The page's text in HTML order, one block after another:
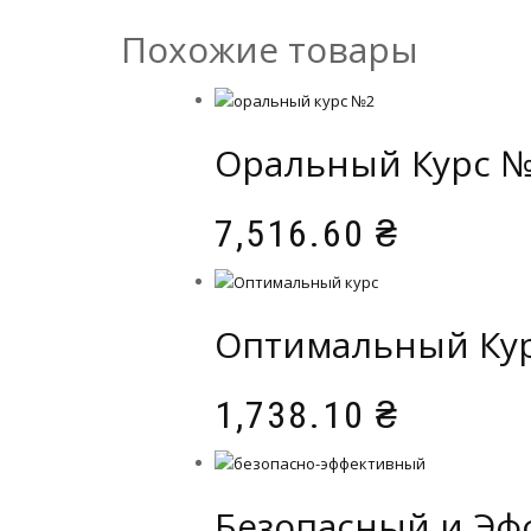
Похожие товары
Оральный Курс
7,516.60 ₴
Оптимальный
1,738.10 ₴